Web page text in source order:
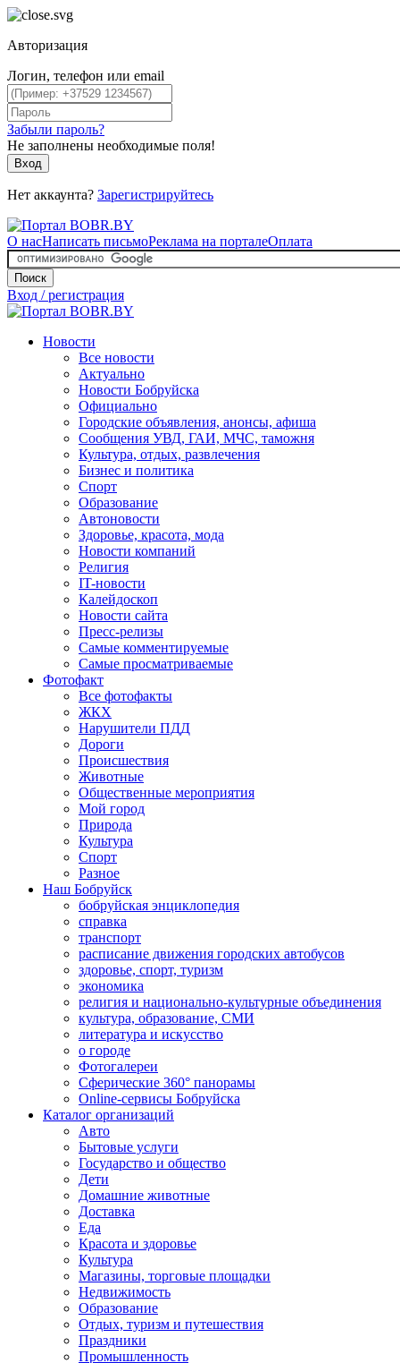
Авторизация
Логин, телефон или email
Забыли пароль?
Не заполнены необходимые поля!
Вход
Нет аккаунта? Зарегистрируйтесь
О насНаписать письмоРеклама на порталеОплата
Поиск
Вход / регистрация
Новости
Все новости
Актуально
Новости Бобруйска
Официально
Городские объявления, анонсы, афиша
Сообщения УВД, ГАИ, МЧС, таможня
Культура, отдых, развлечения
Бизнес и политика
Спорт
Образование
Автоновости
Здоровье, красота, мода
Новости компаний
Религия
IT-новости
Калейдоскоп
Новости сайта
Пресс-релизы
Самые комментируемые
Самые просматриваемые
Фотофакт
Все фотофакты
ЖКХ
Нарушители ПДД
Дороги
Происшествия
Животные
Общественные мероприятия
Мой город
Природа
Культура
Спорт
Разное
Наш Бобруйск
бобруйская энциклопедия
справка
транспорт
расписание движения городских автобусов
здоровье, спорт, туризм
экономика
религия и национально-культурные объединения
культура, образование, СМИ
литература и искусство
о городе
Фотогалереи
Сферические 360° панорамы
Online-сервисы Бобруйска
Каталог организаций
Авто
Бытовые услуги
Государство и общество
Дети
Домашние животные
Доставка
Еда
Красота и здоровье
Культура
Магазины, торговые площадки
Недвижимость
Образование
Отдых, туризм и путешествия
Праздники
Промышленность